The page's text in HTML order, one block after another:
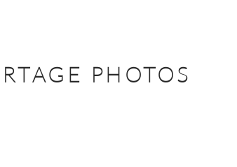
PHOTOS